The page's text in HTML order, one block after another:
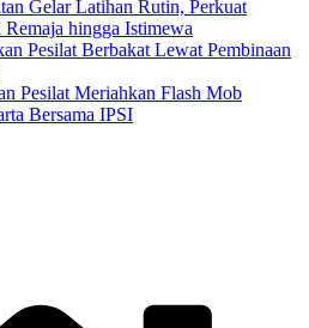
Gelar Latihan Rutin, Perkuat
Remaja hingga Istimewa
Pesilat Berbakat Lewat Pembinaan
Pesilat Meriahkan Flash Mob
Bersama IPSI